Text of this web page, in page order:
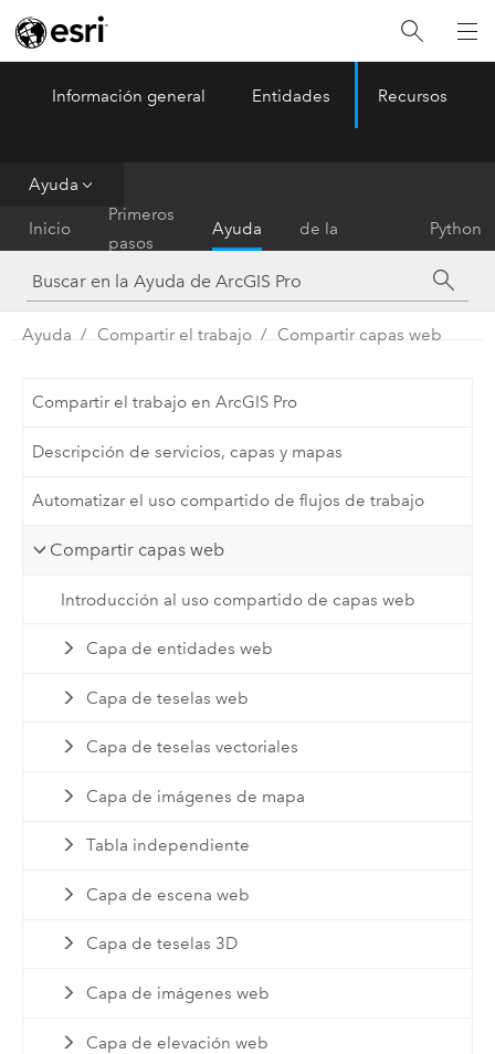
ArcGIS Pro Menu
Información general Entidades Recursos
Ayuda
Inicio
Primeros
pasos
Ayuda
de la
herramienta
Python
Ayuda Compartir el trabajo Compartir capas web
Compartir el trabajo en ArcGIS Pro
Descripción de servicios, capas y mapas
Automatizar el uso compartido de flujos de trabajo
Compartir capas web
Introducción al uso compartido de capas web
Capa de entidades web
Capa de teselas web
Capa de teselas vectoriales
Capa de imágenes de mapa
Tabla independiente
Capa de escena web
Capa de teselas 3D
Capa de imágenes web
Capa de elevación web